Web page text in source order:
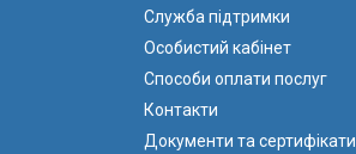
Служба підтримки
Особистий кабінет
Способи оплати послуг
Контакти
Документи та сертифікати